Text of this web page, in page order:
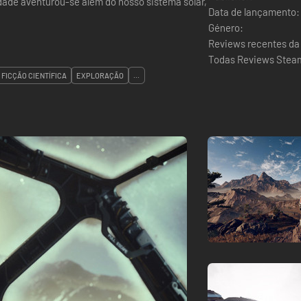
Data de lançamento:
Género:
Reviews recentes
Todas Reviews
FICÇÃO CIENTÍFICA EXPLORAÇÃO ...